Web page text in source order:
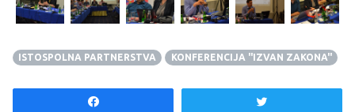
ISTOSPOLNA PARTNERSTVA KONFERENCIJA "IZVAN ZAKONA"